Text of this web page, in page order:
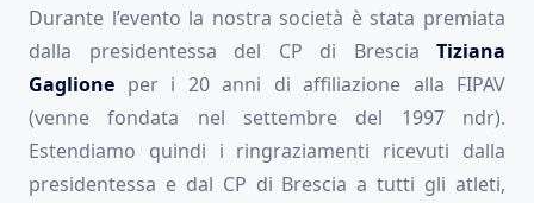
Durante l’evento la nostra società è stata premiata
dalla presidentessa
del CP di Brescia Tiziana
Gaglione per i 20 anni di affiliazione alla FIPAV
(venne fondata nel settembre del 1997 ndr).
Estendiamo quindi i ringraziamenti ricevuti dalla
presidentessa e dal CP di Brescia a tutti gli atleti,